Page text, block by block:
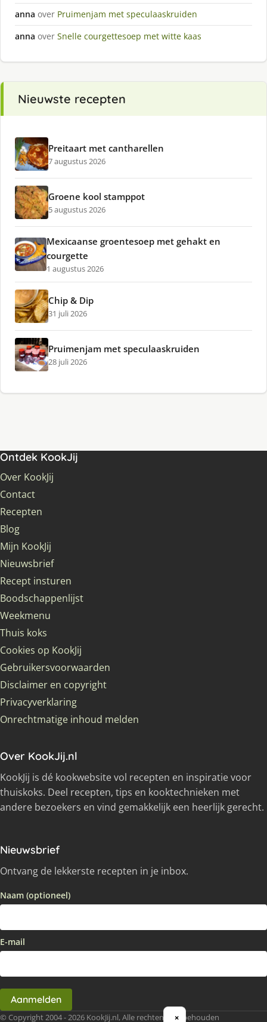
anna over Pruimenjam met speculaaskruiden
anna over Snelle courgettesoep met witte kaas
Nieuwste recepten
Preitaart met cantharellen
7 augustus 2026
Groene kool stamppot
5 augustus 2026
Mexicaanse groentesoep met gehakt en
courgette
1 augustus 2026
Chip & Dip
31 juli 2026
Pruimenjam met speculaaskruiden
28 juli 2026
Ontdek KookJij
Over KookJij
Contact
Recepten
Blog
Mijn KookJij
Nieuwsbrief
Recept insturen
Boodschappenlijst
Weekmenu
Thuis koks
Cookies op KookJij
Gebruikersvoorwaarden
Disclaimer en copyright
Privacyverklaring
Onrechtmatige inhoud melden
Over KookJij.nl
KookJij is dé kookwebsite vol recepten en inspiratie voor
thuiskoks. Deel recepten, tips en kooktechnieken met
andere bezoekers en vind gemakkelijk een heerlijk gerecht.
Nieuwsbrief
Ontvang de lekkerste recepten in je inbox.
Naam (optioneel)
E-mail
Aanmelden
© Copyright 2004 - 2026 KookJij.nl, Alle rechten voorbehouden
×